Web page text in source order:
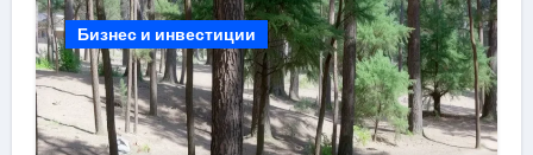
Бизнес и инвестиции